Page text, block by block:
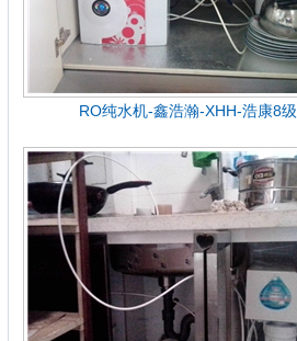
RO纯水机-鑫浩瀚-XHH-浩康8级